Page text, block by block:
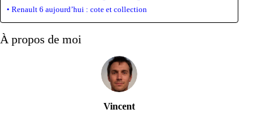
Renault 6 aujourd’hui : cote et collection
À propos de moi
Vincent